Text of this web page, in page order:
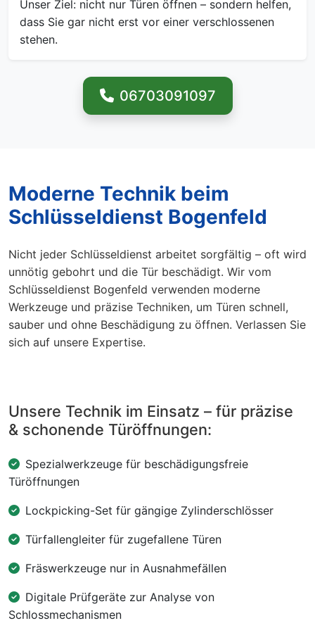
Unser Ziel: nicht nur Türen öffnen – sondern helfen,
dass Sie gar nicht erst vor einer verschlossenen
stehen.
06703091097
Moderne Technik beim
Schlüsseldienst Bogenfeld
Nicht jeder Schlüsseldienst arbeitet sorgfältig – oft wird
unnötig gebohrt und die Tür beschädigt. Wir vom
Schlüsseldienst Bogenfeld verwenden moderne
Werkzeuge und präzise Techniken, um Türen schnell,
sauber und ohne Beschädigung zu öffnen. Verlassen Sie
sich auf unsere Expertise.
Unsere Technik im Einsatz – für präzise
& schonende Türöffnungen:
Spezialwerkzeuge für beschädigungsfreie
Türöffnungen
Lockpicking-Set für gängige Zylinderschlösser
Türfallengleiter für zugefallene Türen
Fräswerkzeuge nur in Ausnahmefällen
Digitale Prüfgeräte zur Analyse von
Schlossmechanismen